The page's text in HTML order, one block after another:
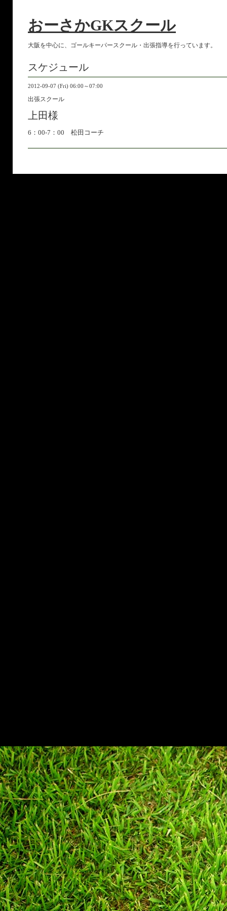
おーさかGKスクール
大阪を中心に、ゴールキーパースクール・出張指導を行っています。
スケジュール
2012-09-07 (Fri) 06:00～07:00
出張スクール
上田様
6：00-7：00 松田コーチ